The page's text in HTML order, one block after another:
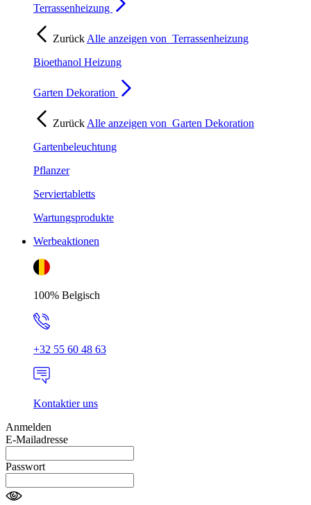
Terrassenheizung
Zurück Alle anzeigen von Terrassenheizung
Bioethanol Heizung
Garten Dekoration
Zurück Alle anzeigen von Garten Dekoration
Gartenbeleuchtung
Pflanzer
Serviertabletts
Wartungsprodukte
Werbeaktionen
100% Belgisch
+32 55 60 48 63
Kontaktier uns
Anmelden
E-Mailadresse
Passwort